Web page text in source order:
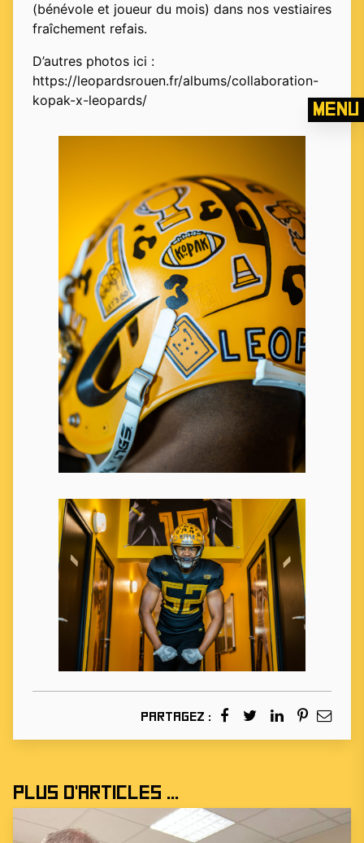
Menu
(bénévole et joueur du mois) dans nos vestiaires
fraîchement refais.
D’autres photos ici :
https://leopardsrouen.fr/albums/collaboration-
kopak-x-leopards/
Partagez :
Plus d'articles ...